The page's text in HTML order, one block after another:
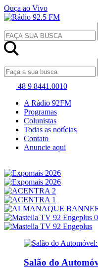
Ouça ao Vivo
48 9 8441.0010
A Rádio 92FM
Programas
Colunistas
Todas as notícias
Contato
Anuncie aqui
Salão do